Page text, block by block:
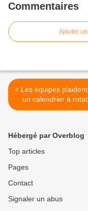
Commentaires
Ajouter
< Les équipes plaident pour
un calendrier à
Hébergé par Overblog
Top articles
Pages
Contact
Signaler un abus